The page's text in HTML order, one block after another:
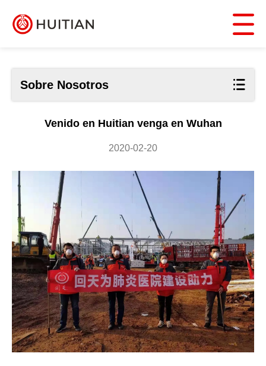
Sobre Nosotros
Venido en Huitian venga en Wuhan
2020-02-20